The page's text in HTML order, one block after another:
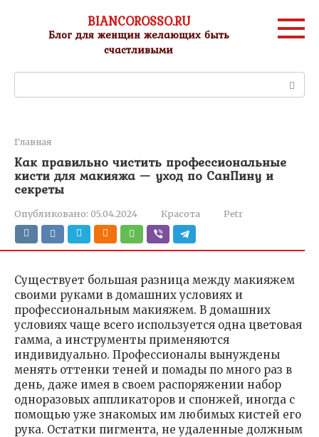
контенту
BIANCOROSSO.RU
Блог для женщин желающих быть
счастливыми
Главная
Как правильно чистить профессиональные
кисти для макияжа — уход по СанПину и
секреты
Опубликовано: 05.04.2024 Красота Petr
Существует большая разница между макияжем
своими руками в домашних условиях и
профессиональным макияжем. В домашних
условиях чаще всего используется одна цветовая
гамма, а инструменты применяются
индивидуально. Профессионалы вынуждены
менять оттенки теней и помады по много раз в
день, даже имея в своем распоряжении набор
одноразовых аппликаторов и спонжей, иногда с
помощью уже знакомых им любимых кистей его
рука. Остатки пигмента, не удаленные должным